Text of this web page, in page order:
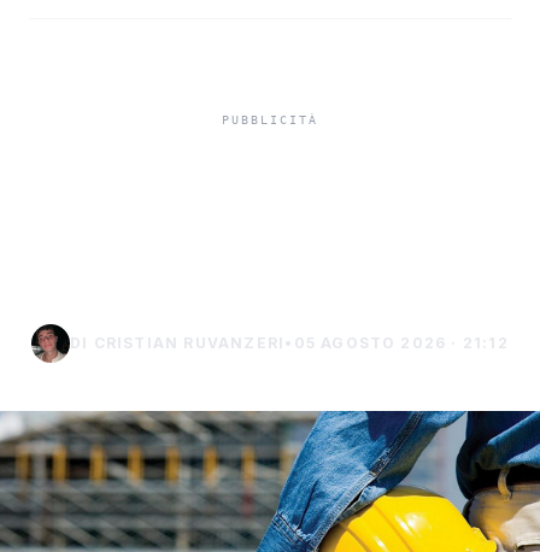
DI CRISTIAN RUVANZERI • 05 AGOSTO 2026 · 21:12